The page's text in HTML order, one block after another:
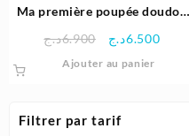
Filtrer par tarif
Ma première poupée doudou
6.900د.ج
Le
6.500د.ج
Le
Ajouter au panier